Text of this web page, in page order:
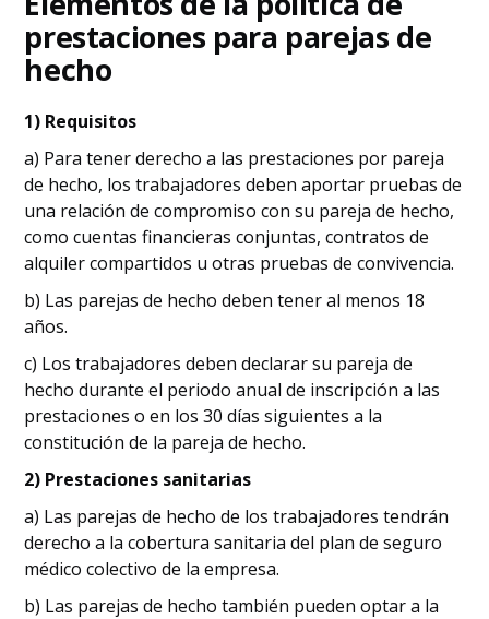
prestaciones para parejas de
hecho
1) Requisitos
a) Para tener derecho a las prestaciones por pareja
de hecho, los trabajadores deben aportar pruebas de
una relación de compromiso con su pareja de hecho,
como cuentas financieras conjuntas, contratos de
alquiler compartidos u otras pruebas de convivencia.
b) Las parejas de hecho deben tener al menos 18
años.
c) Los trabajadores deben declarar su pareja de
hecho durante el periodo anual de inscripción a las
prestaciones o en los 30 días siguientes a la
constitución de la pareja de hecho.
2) Prestaciones sanitarias
a) Las parejas de hecho de los trabajadores tendrán
derecho a la cobertura sanitaria del plan de seguro
médico colectivo de la empresa.
b) Las parejas de hecho también pueden optar a la